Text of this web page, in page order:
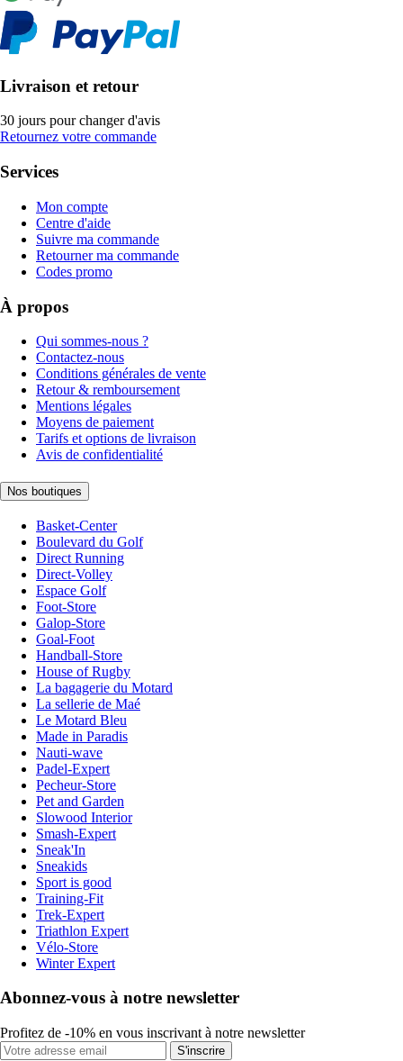
Livraison et retour
30 jours pour changer d'avis
Retournez votre commande
Services
Mon compte
Centre d'aide
Suivre ma commande
Retourner ma commande
Codes promo
À propos
Qui sommes-nous ?
Contactez-nous
Conditions générales de vente
Retour & remboursement
Mentions légales
Moyens de paiement
Tarifs et options de livraison
Avis de confidentialité
Nos boutiques
Basket-Center
Boulevard du Golf
Direct Running
Direct-Volley
Espace Golf
Foot-Store
Galop-Store
Goal-Foot
Handball-Store
House of Rugby
La bagagerie du Motard
La sellerie de Maé
Le Motard Bleu
Made in Paradis
Nauti-wave
Padel-Expert
Pecheur-Store
Pet and Garden
Slowood Interior
Smash-Expert
Sneak'In
Sneakids
Sport is good
Training-Fit
Trek-Expert
Triathlon Expert
Vélo-Store
Winter Expert
Abonnez-vous à notre newsletter
Profitez de -10% en vous inscrivant à notre newsletter
S'inscrire